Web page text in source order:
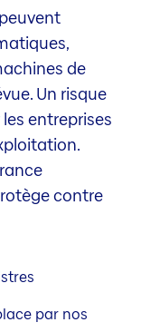
de
Un risque
entreprises
contre
par nos